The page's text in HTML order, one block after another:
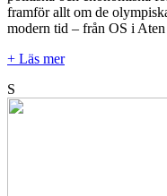
framför allt om de
modern tid – från OS i
+ Läs mer
S